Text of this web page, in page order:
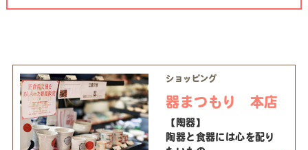
ショッピング
器まつもり 本店
【陶器】
陶器と食器には心を配り